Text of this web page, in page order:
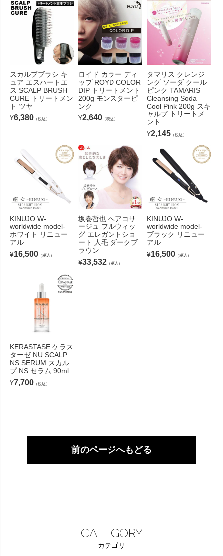
スカルプブラシ キ
ュア エスハートエ
ス SCALP BRUSH
CURE トリートメン
ト ツヤ
¥6,380 （税込）
ロイド カラー ディ
ップ ROYD COLOR
DIP トリートメント
200g モンスターピ
ンク
¥2,640 （税込）
タマリス クレンジ
ング ソーダ クール
ピンク TAMARIS
Cleansing Soda
Cool Pink 200g スキ
ャルプ トリートメ
ント
¥2,145（税込）
KINUJO W-
worldwide model-
ホワイト リニュー
アル
¥16,500 （税込）
坂巻哲也 ヘアコサ
ージュ フルウィッ
グ エレガントショ
ート 人毛 ダークブ
ラウン
¥33,532 （税込）
KINUJO W-
worldwide model-
ブラック リニュー
アル
¥16,500（税込）
KERASTASE ケラス
ターゼ NU SCALP
NS SERUM スカル
プ NS セラム 90ml
¥7,700 （税込）
前のページへもどる
CATEGORY
カテゴリ